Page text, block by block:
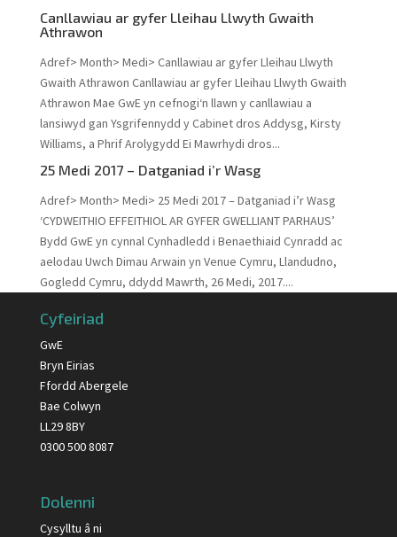
Canllawiau ar gyfer Lleihau Llwyth Gwaith
Athrawon
Adref> Month> Medi> Canllawiau ar gyfer Lleihau Llwyth
Gwaith Athrawon Canllawiau ar gyfer Lleihau Llwyth Gwaith
Athrawon Mae GwE yn cefnogi‘n llawn y canllawiau a
lansiwyd gan Ysgrifennydd y Cabinet dros Addysg, Kirsty
Williams, a Phrif Arolygydd Ei Mawrhydi dros...
25 Medi 2017 – Datganiad i’r Wasg
Adref> Month> Medi> 25 Medi 2017 – Datganiad i’r Wasg
‘CYDWEITHIO EFFEITHIOL AR GYFER GWELLIANT PARHAUS’
Bydd GwE yn cynnal Cynhadledd i Benaethiaid Cynradd ac
aelodau Uwch Dimau Arwain yn Venue Cymru, Llandudno,
Gogledd Cymru, ddydd Mawrth, 26 Medi, 2017....
Cyfeiriad
GwE
Bryn Eirias
Ffordd Abergele
Bae Colwyn
LL29 8BY
0300 500 8087
Dolenni
Cysylltu â ni